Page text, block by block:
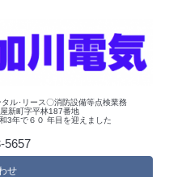
ル･リース〇消防設備等点検業務
新町字平林187番地
3年で６０ 年目を迎えました
5657
せ